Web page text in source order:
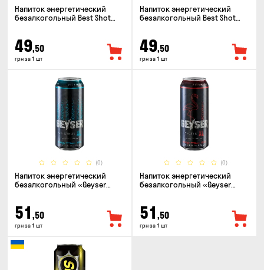
Напиток энергетический
безалкогольный Best Shot
49,50
грн за 1 шт
Напиток энергетический
безалкогольный Best Shot
49,50
грн за 1 шт
(0)
Напиток энергетический
безалкогольный «Geyser
51 ,50
грн за 1 шт
(0)
Напиток энергетический
безалкогольный «Geyser
51 ,50
грн за 1 шт